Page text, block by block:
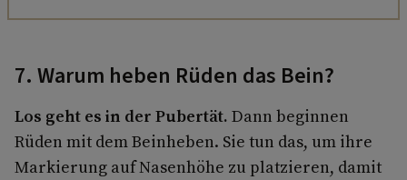
7. Warum heben Rüden das Bein?
Los geht es in der Pubertät. Dann beginnen
Rüden mit dem Beinheben. Sie tun das, um ihre
Markierung auf Nasenhöhe zu platzieren, damit